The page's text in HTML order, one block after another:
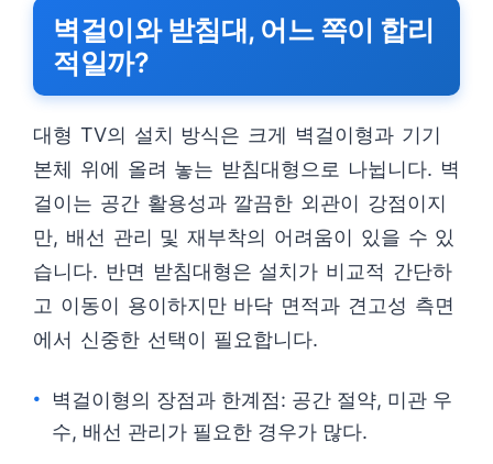
벽걸이와 받침대, 어느 쪽이 합리
적일까?
대형 TV의 설치 방식은 크게 벽걸이형과 기기
본체 위에 올려 놓는 받침대형으로 나뉩니다. 벽
걸이는 공간 활용성과 깔끔한 외관이 강점이지
만, 배선 관리 및 재부착의 어려움이 있을 수 있
습니다. 반면 받침대형은 설치가 비교적 간단하
고 이동이 용이하지만 바닥 면적과 견고성 측면
에서 신중한 선택이 필요합니다.
벽걸이형의 장점과 한계점: 공간 절약, 미관 우
수, 배선 관리가 필요한 경우가 많다.